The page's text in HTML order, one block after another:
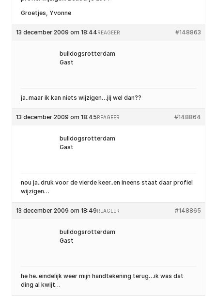
Groetjes, Yvonne
13 december 2009 om 18:44 #148863
REAGEER
bulldogsrotterdam
Gast
ja..maar ik kan niets wijzigen…jij wel dan??
13 december 2009 om 18:45 #148864
REAGEER
bulldogsrotterdam
Gast
nou ja..druk voor de vierde keer..en ineens staat daar profiel
wijzigen…
13 december 2009 om 18:49 #148865
REAGEER
bulldogsrotterdam
Gast
he he..eindelijk weer mijn handtekening terug…ik was dat
ding al kwijt…